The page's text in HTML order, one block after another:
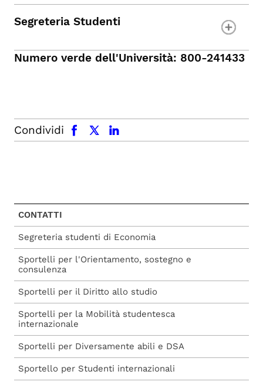
Segreteria Studenti
Numero verde dell'Università: 800-241433
Condividi
facebook x.com linkedin
CONTATTI
Segreteria studenti di Economia
Sportelli per l'Orientamento, sostegno e
consulenza
Sportelli per il Diritto allo studio
Sportelli per la Mobilità studentesca
internazionale
Sportelli per Diversamente abili e DSA
Sportello per Studenti internazionali